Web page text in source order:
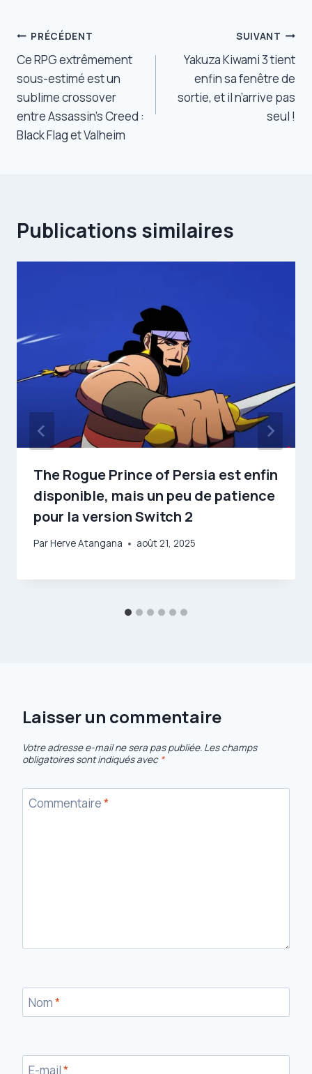
Navigation
de
l’article
PRÉCÉDENT
Ce RPG extrêmement
sous-estimé est un
sublime crossover
entre Assassin’s Creed :
Black Flag et Valheim
SUIVANT
Yakuza Kiwami 3 tient
enfin sa fenêtre de
sortie, et il n’arrive pas
seul !
Publications similaires
The Rogue Prince of Persia est enfin
disponible, mais un peu de patience
pour la version Switch 2
ParHerve Atangana août 21, 2025
Laisser un commentaire
Votre adresse e-mail ne sera pas publiée. Les champs
obligatoires sont indiqués avec *
Commentaire*
Nom*
E-mail*